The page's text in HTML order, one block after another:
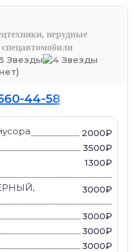
нерудные
44-58
2000₽
3500₽
1300₽
3000₽
3000₽
3000₽
3000₽